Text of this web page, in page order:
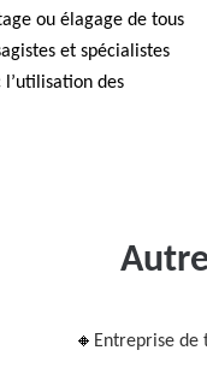
ou élagage de tous
et spécialistes
l’utilisation des
Entreprise de